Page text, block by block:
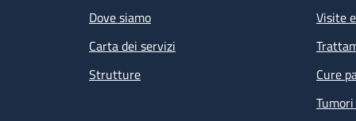
Dove siamo
Carta dei servizi
Strutture
Visite
Cure